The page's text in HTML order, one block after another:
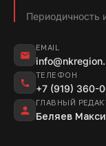
Периодичность
EMAIL
ТЕЛЕФОН
+7 (919) 360-
ГЛАВНЫЙ
Беляев